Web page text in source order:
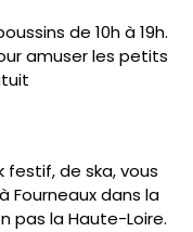
de 10h à 19h.
amuser les petits
festif, de ska, vous
Fourneaux dans la
pas la Haute-Loire.